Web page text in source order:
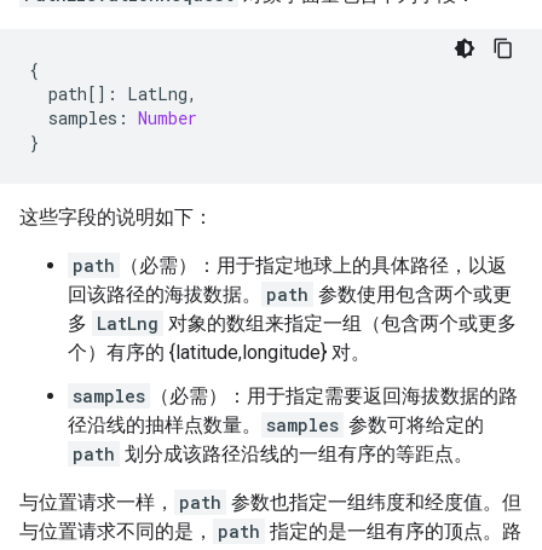
{
path[] : LatLng,
samples : Number
}
这些字段的说明如下：
path
（必需）：用于指定地球上的具体路径，以返
回该路径的海拔数据。
path 参数使用包含两个或更
多 LatLng 对象的数组来指定一组（包含两个或更多
个）有序的 {latitude,longitude} 对。
samples
（必需）：用于指定需要返回海拔数据的路
径沿线的抽样点数量。
samples 参数可将给定的
path 划分成该路径沿线的一组有序的等距点。
与位置请求一样， path 参数也指定一组纬度和经度值。但
与位置请求不同的是，
path 指定的是一组有序的顶点。路